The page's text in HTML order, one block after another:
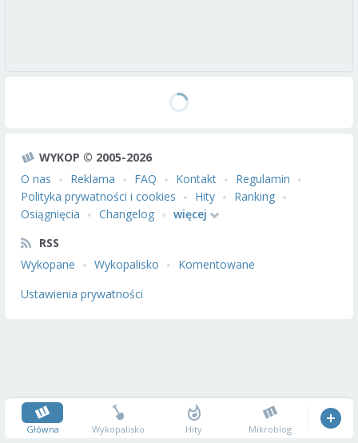
WYKOP © 2005-2026
O nas
Reklama FAQ Kontakt
Regulamin
Polityka prywatności i cookies
Hity
Ranking
Osiągnięcia
Changelog
więcej
RSS
Wykopane
Wykopalisko
Komentowane
Ustawienia prywatności
Główna Wykopalisko Hity Mikroblog